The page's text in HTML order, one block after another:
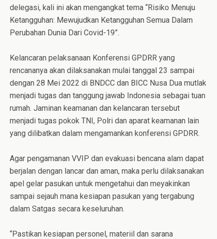
delegasi, kali ini akan mengangkat tema “Risiko Menuju
Ketangguhan: Mewujudkan Ketangguhan Semua Dalam
Perubahan Dunia Dari Covid-19”.
Kelancaran pelaksanaan Konferensi GPDRR yang
rencananya akan dilaksanakan mulai tanggal 23 sampai
dengan 28 Mei 2022 di BNDCC dan BICC Nusa Dua mutlak
menjadi tugas dan tanggung jawab Indonesia sebagai tuan
rumah. Jaminan keamanan dan kelancaran tersebut
menjadi tugas pokok TNI, Polri dan aparat keamanan lain
yang dilibatkan dalam mengamankan konferensi GPDRR.
Agar pengamanan VVIP dan evakuasi bencana alam dapat
berjalan dengan lancar dan aman, maka perlu dilaksanakan
apel gelar pasukan untuk mengetahui dan meyakinkan
sampai sejauh mana kesiapan pasukan yang tergabung
dalam Satgas secara keseluruhan.
“Pastikan kesiapan personel, materiil dan sarana